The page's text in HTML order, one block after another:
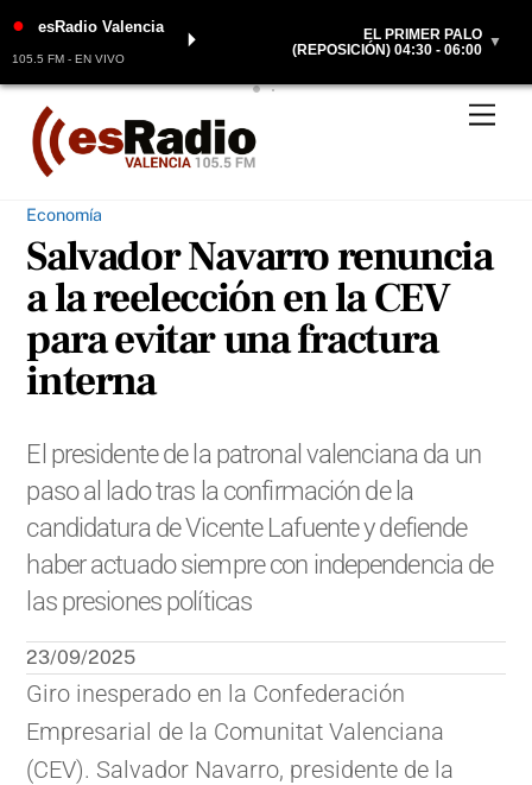
Skip
content
● esRadio Valencia
105.5 FM - EN VIVO
⏵
EL PRIMER PALO
(REPOSICIÓN) 04:30 - 06:00 ▼
Economía
Salvador Navarro renuncia
a la reelección en la CEV
para evitar una fractura
interna
El presidente de la patronal valenciana da un
paso al lado tras la confirmación de la
candidatura de Vicente Lafuente y defiende
haber actuado siempre con independencia de
las presiones políticas
23/09/2025
Giro inesperado en la Confederación
Empresarial de la Comunitat Valenciana
(CEV). Salvador Navarro, presidente de la